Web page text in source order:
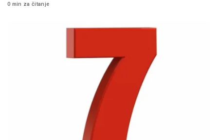
0 min za čitanje